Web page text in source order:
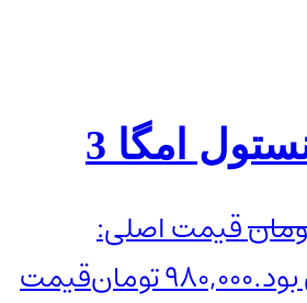
امگا 3
قیمت اصلی:
980,000تومانقیمت